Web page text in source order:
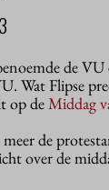
de VU
Wat Flipse
op deMiddag
de
over de